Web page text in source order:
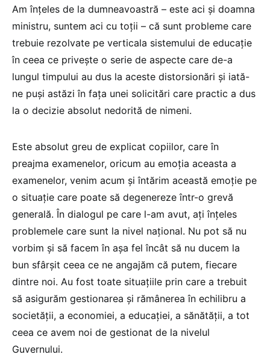
Am înțeles de la dumneavoastră – este aci și doamna
ministru, suntem aci cu toții – că sunt probleme care
trebuie rezolvate pe verticala sistemului de educație
în ceea ce privește o serie de aspecte care de-a
lungul timpului au dus la aceste distorsionări și iată-
ne puși astăzi în fața unei solicitări care practic a dus
la o decizie absolut nedorită de nimeni.
Este absolut greu de explicat copiilor, care în
preajma examenelor, oricum au emoția aceasta a
examenelor, venim acum și întărim această emoție pe
o situație care poate să degenereze într-o grevă
generală. În dialogul pe care l-am avut, ați înțeles
problemele care sunt la nivel național. Nu pot să nu
vorbim și să facem în așa fel încât să nu ducem la
bun sfârșit ceea ce ne angajăm că putem, fiecare
dintre noi. Au fost toate situațiile prin care a trebuit
să asigurăm gestionarea și rămânerea în echilibru a
societății, a economiei, a educației, a sănătății, a tot
ceea ce avem noi de gestionat de la nivelul
Guvernului.